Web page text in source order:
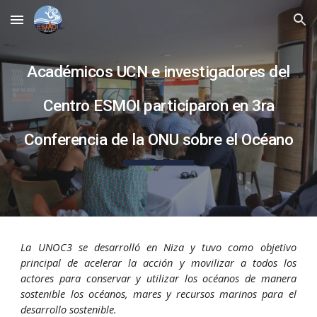
Skip to main content Skip to navigation
Académicos UCN e investigadores del
Centro ESMOI participaron en 3ra
Conferencia de la ONU sobre el Océano
La UNOC3 se desarrolló en Niza y tuvo como objetivo
principal de acelerar la acción y movilizar a todos los
actores para conservar y utilizar los océanos de manera
sostenible los océanos, mares y recursos marinos para el
desarrollo sostenible.